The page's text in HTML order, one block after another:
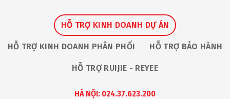
HỖ TRỢ KINH DOANH DỰ ÁN
HỖ TRỢ KINH DOANH PHÂN PHỐI HỖ TRỢ BẢO HÀNH
HỖ TRỢ RUIJIE - REYEE
HÀ NỘI: 024.37.623.200